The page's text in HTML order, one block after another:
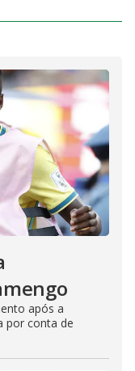
após a
por conta de